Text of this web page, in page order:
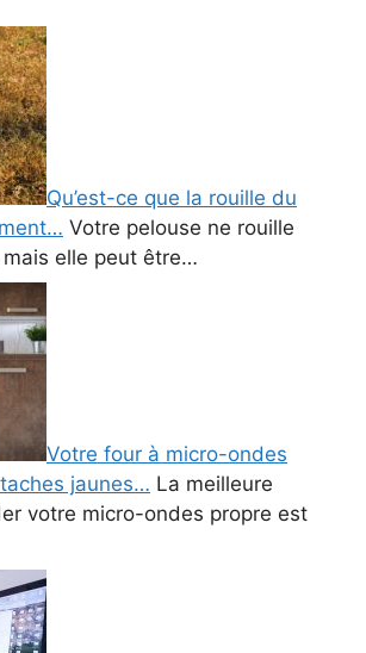
Qu’est-ce que la rouille du
Votre pelouse ne rouille
elle peut être…
Votre four à micro-ondes
jaunes… La meilleure
votre micro-ondes propre est